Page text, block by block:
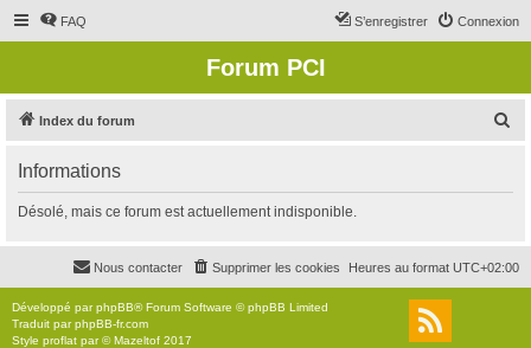
FAQ Connexion
S’enregistrer
Forum PCI
Index du forum
r
c
Informations
Désolé, mais ce forum est actuellement indisponible.
Heures au format UTC+02:00
Supprimer les cookies
Nous contacter
Développé parphpBB® Forum Software © phpBB Limited
Traduit parphpBB-fr.com
Style proflat par ©Mazeltof 2017